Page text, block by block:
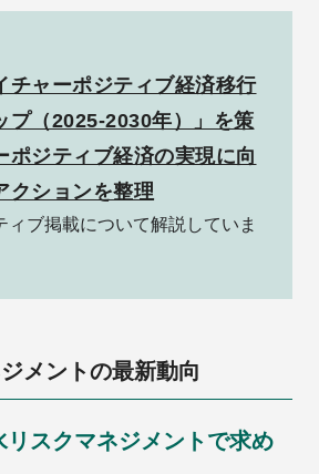
チャーポジティブ経済移行
プ（2025-2030年）」を策
ポジティブ経済の実現に向
クションを整理
ィブ掲載について解説していま
メントの最新動向
リスクマネジメントで求め